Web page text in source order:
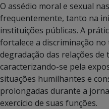
O assédio moral e sexual
frequentemente, tanto na
instituições públicas. A
fortalece a discriminação
degradação das relações
caracterizando-se pela
situações humilhantes e
prolongadas durante a
exercício de suas funções.